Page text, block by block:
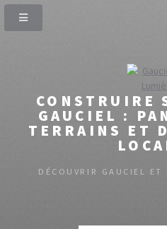
CONSTRUIRE
GAUCIEL :
TERRAINS ET
DÉCOUVRIR GAUCIEL ET